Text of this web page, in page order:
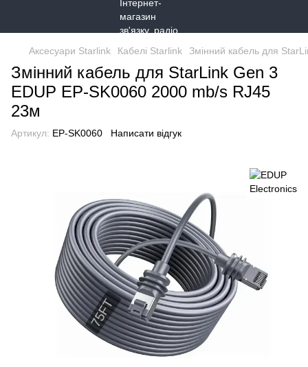
Аксесуари Starlink Кабелі Starlink Змінний кабель для
Змінний кабель для StarLink Gen 3
EDUP EP-SK0060 2000 mb/s RJ45
23м
Артикул: EP-SK0060 Написати відгук